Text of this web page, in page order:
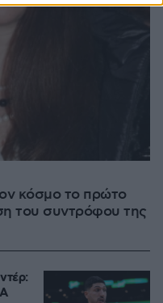
κόσμο το πρώτο
του συντρόφου της